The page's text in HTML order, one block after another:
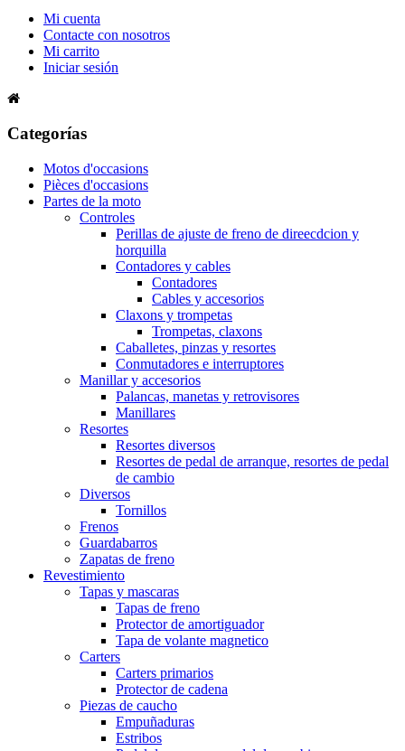
Mi cuenta
Contacte con nosotros
Mi carrito
Iniciar sesión
Categorías
Motos d'occasions
Pièces d'occasions
Partes de la moto
Controles
Perillas de ajuste de freno de direecdcion y
horquilla
Contadores y cables
Contadores
Cables y accesorios
Claxons y trompetas
Trompetas, claxons
Caballetes, pinzas y resortes
Conmutadores e interruptores
Manillar y accesorios
Palancas, manetas y retrovisores
Manillares
Resortes
Resortes diversos
Resortes de pedal de arranque, resortes de pedal
de cambio
Diversos
Tornillos
Frenos
Guardabarros
Zapatas de freno
Revestimiento
Tapas y mascaras
Tapas de freno
Protector de amortiguador
Tapa de volante magnetico
Carters
Carters primarios
Protector de cadena
Piezas de caucho
Empuñaduras
Estribos